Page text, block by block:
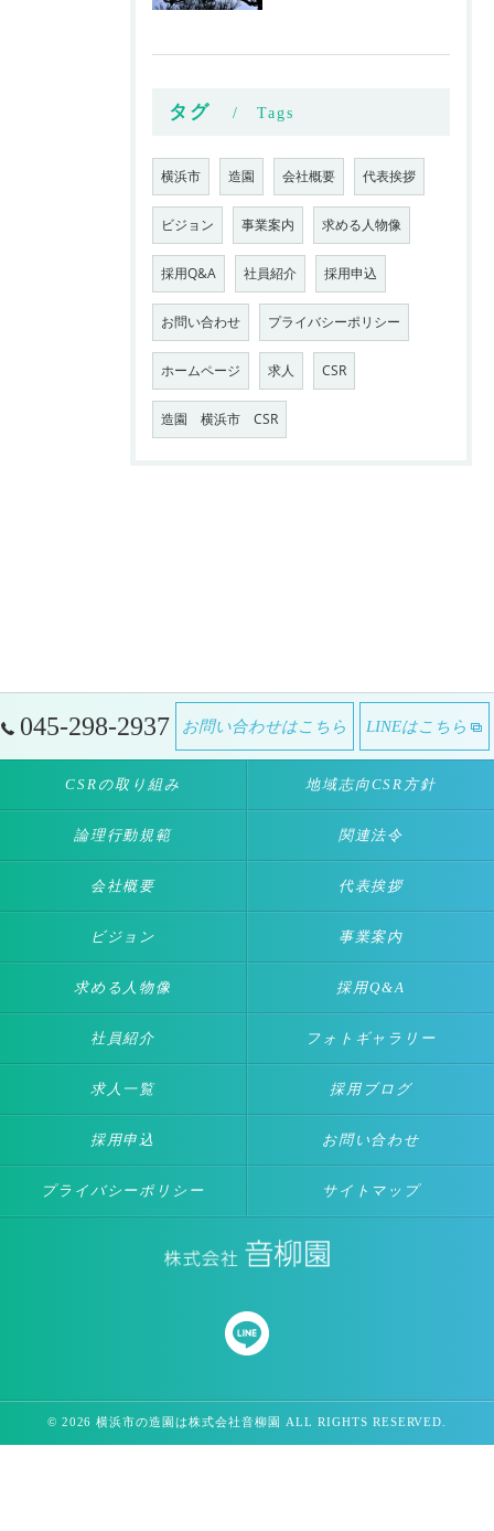
タグ Tags
横浜市 造園 会社概要 代表挨拶
ビジョン 事業案内 求める人物像
採用Q&A 社員紹介 採用申込
お問い合わせ プライバシーポリシー
ホームページ 求人 CSR
造園 横浜市 CSR
045-298-2937 お問い合わせはこちら LINEはこちら
CSRの取り組み 地域志向CSR方針
論理行動規範 関連法令
会社概要 代表挨拶
ビジョン 事業案内
求める人物像 採用Q&A
社員紹介 フォトギャラリー
求人一覧 採用ブログ
採用申込 お問い合わせ
プライバシーポリシー サイトマップ
© 2026 横浜市の造園は株式会社音柳園 ALL RIGHTS RESERVED.